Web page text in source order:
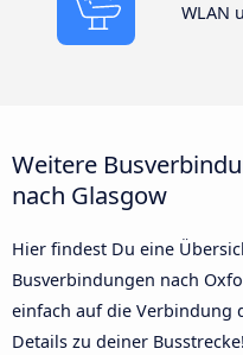
WLAN
Weitere
nach Glasgow
Hier findest Du eine
Busverbindungen nach
einfach auf die Verbindung
Details zu deiner Busstrecke!